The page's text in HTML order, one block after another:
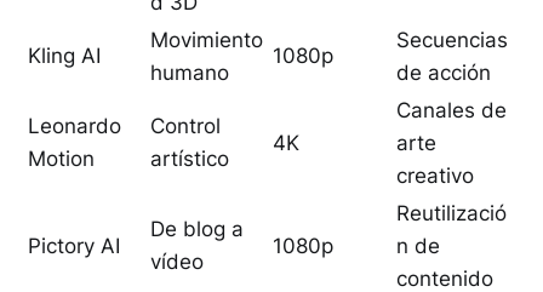
Kling AI
Movimiento
humano
1080p
Secuencias
de acción
Leonardo
Motion
Control
artístico
4K
Canales de
arte
creativo
Pictory AI
De blog a
vídeo
1080p
Reutilizació
n de
contenido